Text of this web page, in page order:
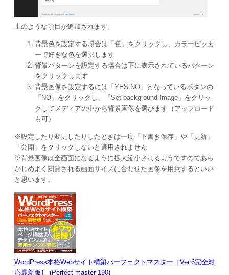
上のような項目が追加されます。
背景色を設定する場合は「色」をクリックし、カラーピッカ
ーで好きな色を選択します
背景パターンを設定する場合は下に表示されているパターン
をクリックします
背景画像を設定するには「YES NO」となっているボタンの
「NO」をクリックし、「Set background Image」をクリッ
クしてメディアの中から背景画像を選びます（アップロード
も可）
※設定したり変更したりしたときは一度「下書き保存」や「更新」
「公開」をクリックしないと適用されません
※背景画像は全画面になるように拡大縮小されるようですのであら
かじめよく閲覧される画面サイズに合わせた画像を用意するといい
と思います。
WordPress本格Webサイト構築パーフェクトマスター［Ver.6完全対
応最新版］ (Perfect master 190)